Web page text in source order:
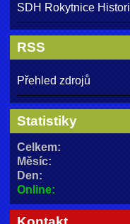
SDH Rokytnice
RSS
Přehled zdrojů
Statistiky
Online:
Celkem:
Měsíc:
Den: